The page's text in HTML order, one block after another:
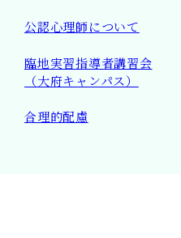
公認心理師について
臨地実習指導者講習会
（大府キャンパス）
合理的配慮